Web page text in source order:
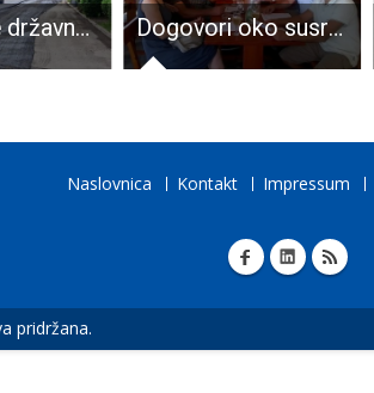
Obnavlja se državna cesta u Otočcu, župan Petry očekuje još intenzivnije radove na obnovi prometnica u županiji!!! Dogovori oko susreta ribara Hrvatske obrtničke komore
Naslovnica Kontakt Impressum
pridržana.